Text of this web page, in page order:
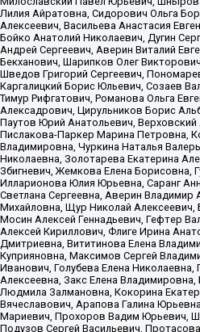
Лилия Айратовна, Сидорович Ольга
Алексеевич, Васильева Анастасия
Бойко Анатолий Николаевич, Дугин
Андрей Сергеевич, Аверин Виталий
Бекханович, Шарипков Олег
Шведов Григорий Сергеевич,
Каргалицкий Борис Юльевич, Созаев
Тимур Рифгатович, Романова Ольга
Алексадрович, Цирульников Борис
Паутов Юрий Анатольевич,
Пислакова-Паркер Марина Петровна,
Владимировна, Чуркина Наталья
Николаевна, Золотарева Екатерина
Збигневич, Жемкова Елена Борисовна,
Илларионова Юлия Юрьевна, Саранг
Светлана Сергеевна, Аверин Владимир
Михайловна, Щур Николай
Мосин Алексей Геннадьевич, Гефтер
Алексей Кириллович, Флиге Ирина
Дмитриевна, Вититинова Елена
Куприяновна, Максимов Сергей
Иванович, Голубева Елена Николаевна,
Алексеевна, Закс Елена
Людмила Залмановна, Кокорина
Вячеславович, Арапова Галина
Мариевич, Прохоров Вадим Юрьевич,
Подузов Сергей Васильевич,